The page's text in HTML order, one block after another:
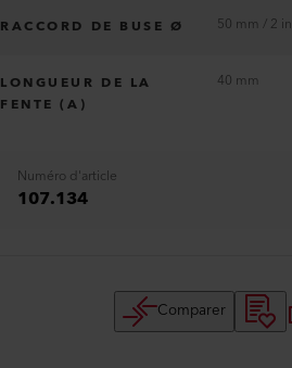
RACCORD DE BUSE Ø 50 mm / 2 in
LONGUEUR DE LA
FENTE (A)
40 mm
Numéro d'article
107.134
Comparer